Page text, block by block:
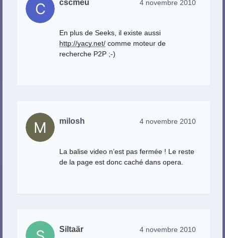
cscmeu 4 novembre 2010
En plus de Seeks, il existe aussi
http://yacy.net/ comme moteur de
recherche P2P ;-)
milosh 4 novembre 2010
La balise video n’est pas fermée ! Le reste
de la page est donc caché dans opera.
Siltaär 4 novembre 2010